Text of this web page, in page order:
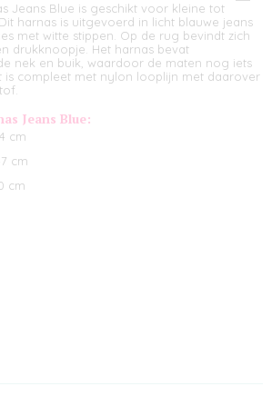
Jeans Blue is geschikt voor kleine tot
harnas is uitgevoerd in licht blauwe jeans
met witte stippen. Op de rug bevindt zich
drukknoopje. Het harnas bevat
nek en buik, waardoor de maten nog iets
is compleet met nylon looplijn met daarover
Jeans Blue:
cm
cm
cm